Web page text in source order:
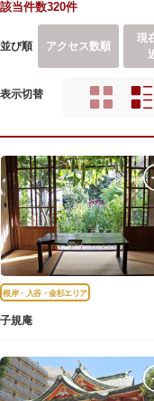
該当件数320件
並び順 アクセス数順
現
表示切替
根岸・入谷・金杉エリア
子規庵